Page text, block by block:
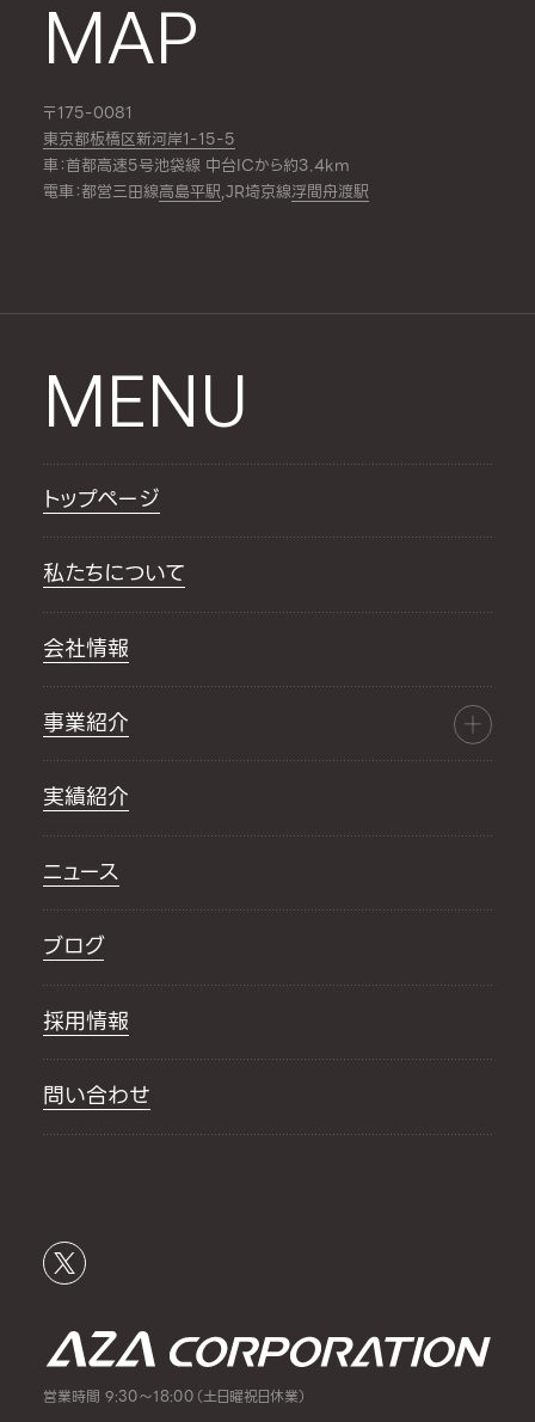
MAP
〒175-0081
東京都板橋区新河岸1-15-5
車：首都高速5号池袋線 中台ICから約3.4km
電車：都営三田線高島平駅,JR埼京線浮間舟渡駅
MENU
トップページ
私たちについて
会社情報
事業紹介
実績紹介
ニュース
ブログ
採用情報
問い合わせ
営業時間 9:30～18:00（土日曜祝日休業）